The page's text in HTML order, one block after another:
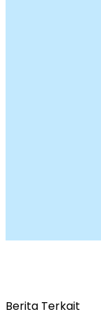
Berita Terkait